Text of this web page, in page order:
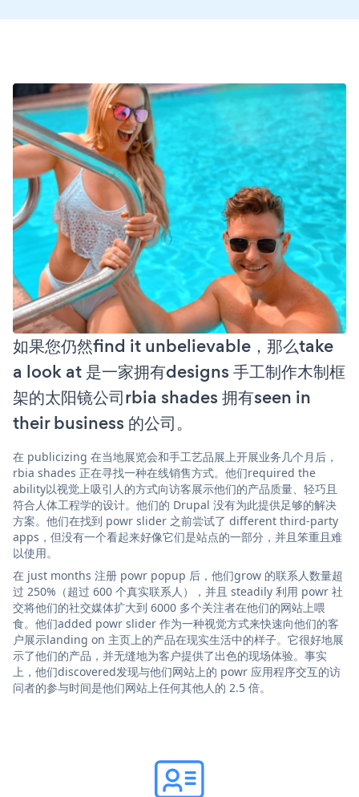
如果您仍然find it unbelievable，那么take
a look at 是一家拥有designs 手工制作木制框
架的太阳镜公司rbia shades 拥有seen in
their business 的公司。
在 publicizing 在当地展览会和手工艺品展上开展业务几个月后，
rbia shades 正在寻找一种在线销售方式。他们required the
ability以视觉上吸引人的方式向访客展示他们的产品质量、轻巧且
符合人体工程学的设计。他们的 Drupal 没有为此提供足够的解决
方案。他们在找到 powr slider 之前尝试了 different third-party
apps，但没有一个看起来好像它们是站点的一部分，并且笨重且难
以使用。
在 just months 注册 powr popup 后，他们grow 的联系人数量超
过 250%（超过 600 个真实联系人），并且 steadily 利用 powr 社
交将他们的社交媒体扩大到 6000 多个关注者在他们的网站上喂
食。他们added powr slider 作为一种视觉方式来快速向他们的客
户展示landing on 主页上的产品在现实生活中的样子。它很好地展
示了他们的产品，并无缝地为客户提供了出色的现场体验。事实
上，他们discovered发现与他们网站上的 powr 应用程序交互的访
问者的参与时间是他们网站上任何其他人的 2.5 倍。